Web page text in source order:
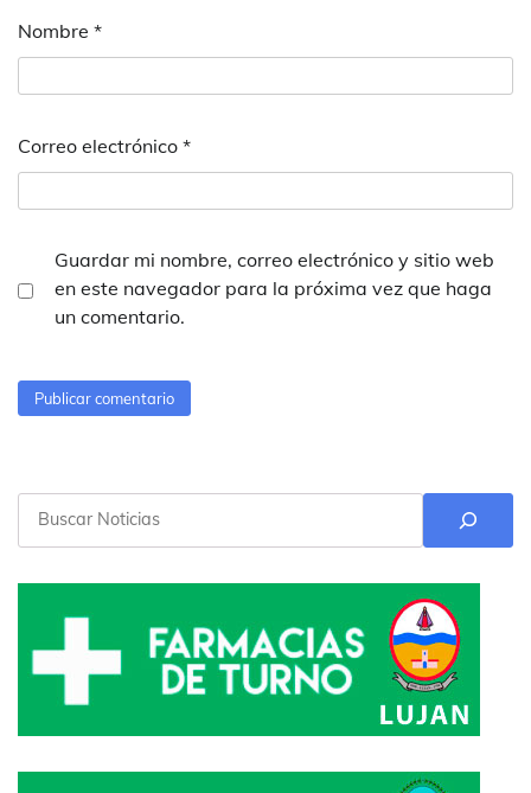
Nombre *
Correo electrónico *
Guardar mi nombre, correo electrónico y sitio web
en este navegador para la próxima vez que haga
un comentario.